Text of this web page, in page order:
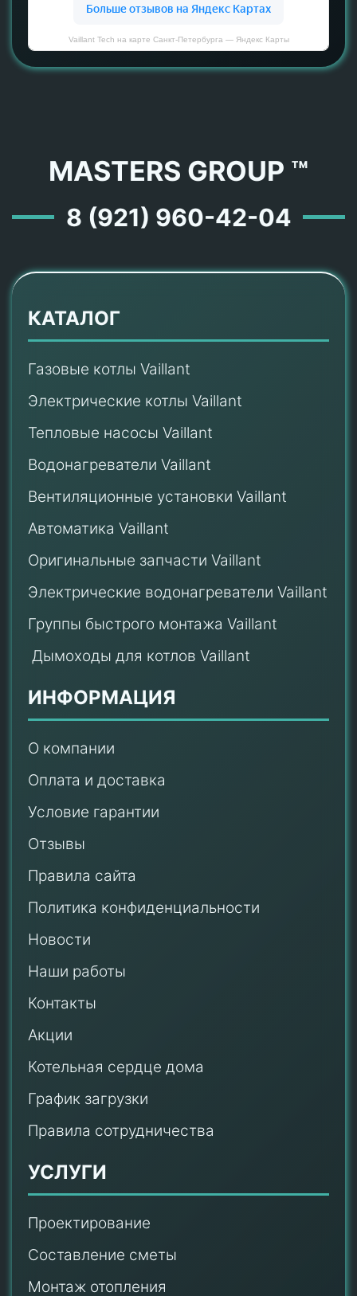
Vaillant Tech на карте Санкт‑Петербурга — Яндекс Карты
MASTERS GROUP ™
8 (921) 960-42-04
КАТАЛОГ
Газовые котлы Vaillant
Электрические котлы Vaillant
Тепловые насосы Vaillant
Водонагреватели Vaillant
Вентиляционные установки Vaillant
Автоматика Vaillant
Оригинальные запчасти Vaillant
Электрические водонагреватели Vaillant
Группы быстрого монтажа Vaillant
Дымоходы для котлов Vaillant
ИНФОРМАЦИЯ
О компании
Оплата и доставка
Условие гарантии
Отзывы
Правила сайта
Политика конфиденциальности
Новости
Наши работы
Контакты
Акции
Котельная сердце дома
График загрузки
Правила сотрудничества
УСЛУГИ
Проектирование
Составление сметы
Монтаж отопления